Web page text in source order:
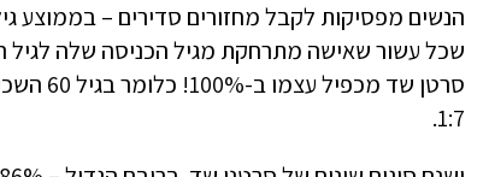
שכל עשור שאישה מתרחקת מגיל הכניסה שלה לגיל
1:7.